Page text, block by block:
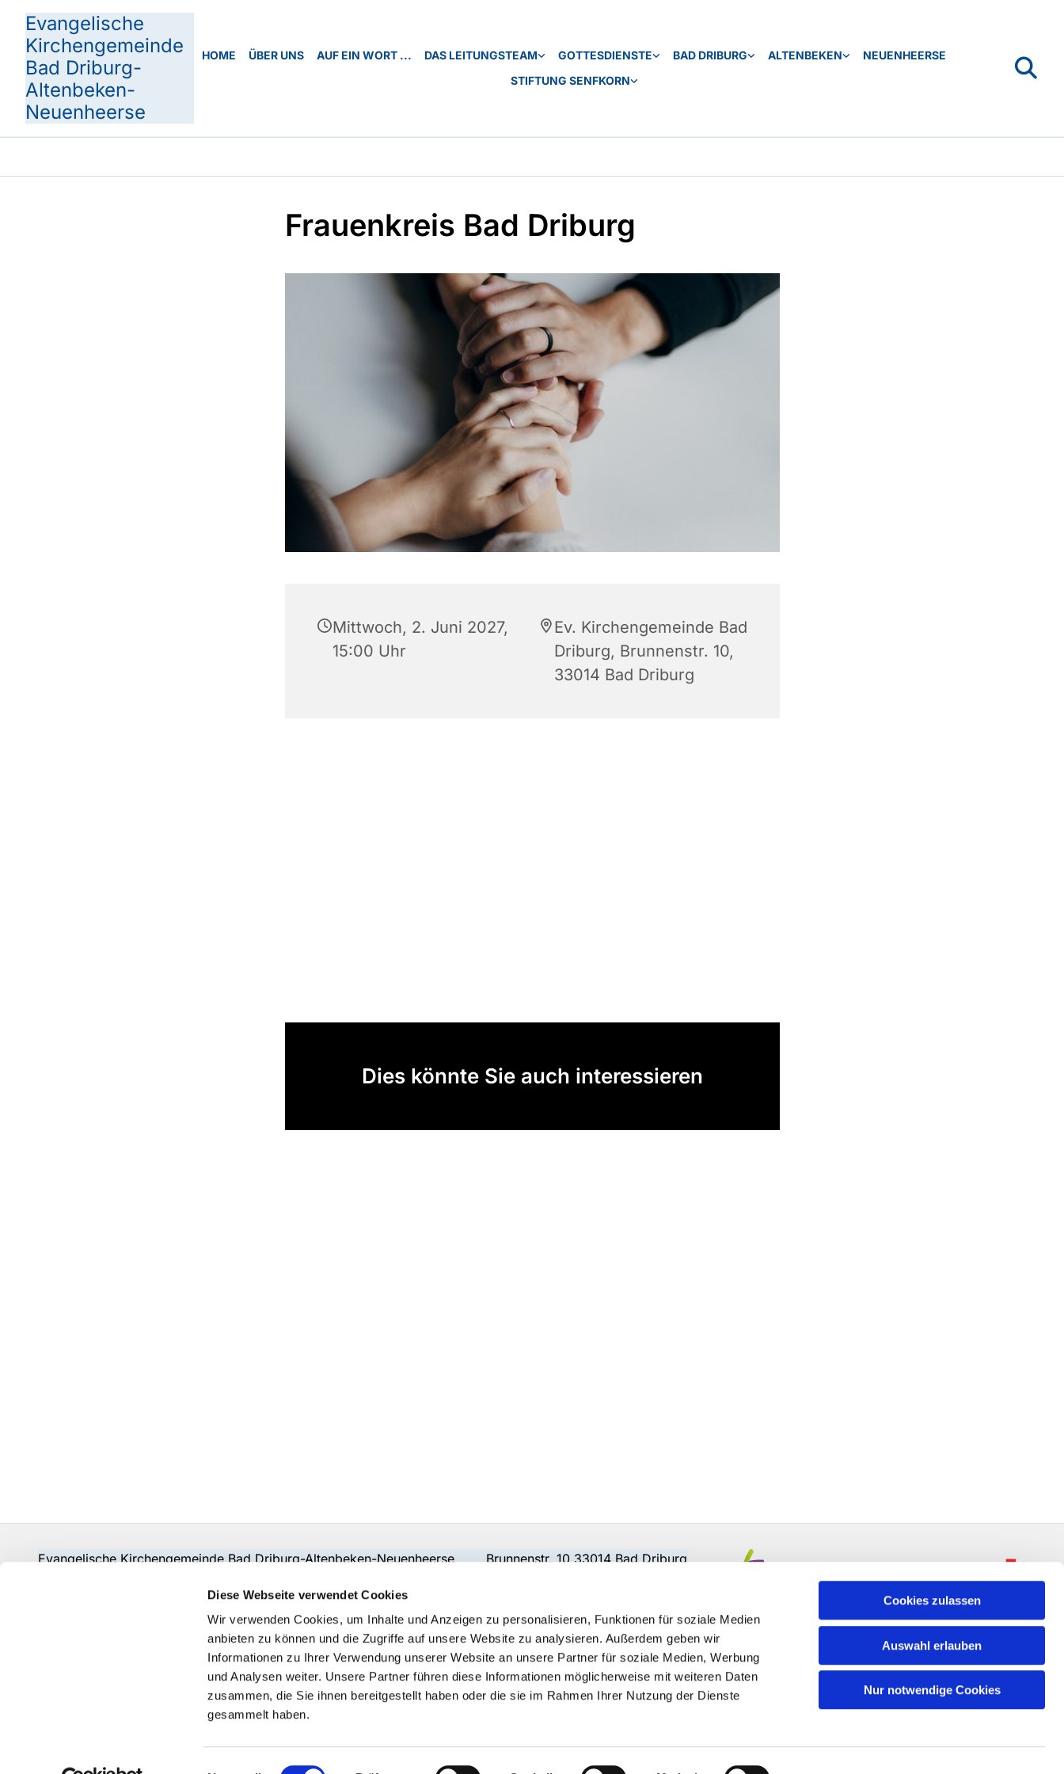
Diese Webseite verwendet Cookies
Wir verwenden Cookies, um Inhalte und Anzeigen zu personalisieren, Funktionen für soziale Medien
anbieten zu können und die Zugriffe auf unsere Website zu analysieren. Außerdem geben wir
Informationen zu Ihrer Verwendung unserer Website an unsere Partner für soziale Medien, Werbung
und Analysen weiter. Unsere Partner führen diese Informationen möglicherweise mit weiteren Daten
zusammen, die Sie ihnen bereitgestellt haben oder die sie im Rahmen Ihrer Nutzung der Dienste
gesammelt haben.
Einwilligungsauswahl
Cookies zulassen
Auswahl erlauben
Nur notwendige Cookies
Evangelische
Kirchengemeinde
Bad Driburg-
Altenbeken-
Neuenheerse
HOME ÜBER UNS AUF EIN WORT ... DAS LEITUNGSTEAM GOTTESDIENSTE BAD DRIBURG ALTENBEKEN
NEUENHEERSE
STIFTUNG SENFKORN
Frauenkreis Bad Driburg
Mittwoch, 2. Juni 2027,
15:00 Uhr
Ev. Kirchengemeinde Bad
Driburg, Brunnenstr. 10,
33014 Bad Driburg
Dies könnte Sie auch interessieren
Evangelische Kirchengemeinde Bad Driburg-Altenbeken-Neuenheerse Brunnenstr. 10 33014 Bad Driburg